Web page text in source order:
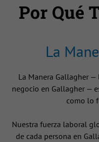
Por Qué
La
La Manera Gallagher
negocio en Gallagher —
como lo
Nuestra fuerza laboral
de cada persona en